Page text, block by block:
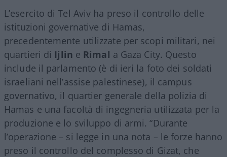
L’esercito di Tel Aviv ha preso il controllo delle
istituzioni governative di Hamas,
precedentemente utilizzate per scopi militari, nei
quartieri di Ijlin e Rimal a Gaza City. Questo
include il parlamento (è di ieri la foto dei soldati
israeliani nell’assise palestinese), il campus
governativo, il quartier generale della polizia di
Hamas e una facoltà di ingegneria utilizzata per la
produzione e lo sviluppo di armi. “Durante
l’operazione – si legge in una nota – le forze hanno
preso il controllo del complesso di Gizat, che